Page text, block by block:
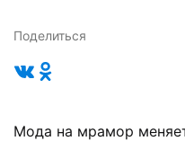
Поделиться
Мода на мрамор